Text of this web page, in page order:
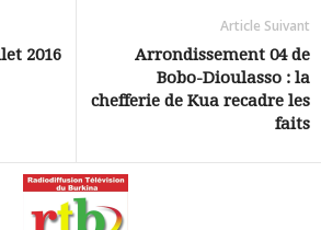
2016
Article Suivant
Arrondissement 04 de
Bobo-Dioulasso : la
chefferie de Kua recadre les
faits